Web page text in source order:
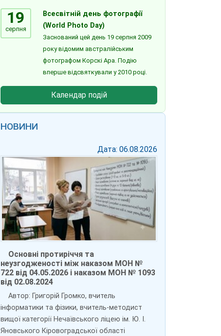
19
серпня
Всесвітній день фотографії
(World Photo Day)
Заснований цей день 19 серпня 2009
року відомим австралійським
фотографом Корскі Ара. Подію
вперше відсвяткували у 2010 році.
Календар подій
НОВИНИ
Дата: 06.08.2026
Основні протиріччя та
неузгодженості між наказом МОН №
722 від 04.05.2026 і наказом МОН № 1093
від 02.08.2024
Автор: Григорій Громко, вчитель
інформатики та фізики, вчитель-методист
вищої категорії Нечаївського ліцею ім. Ю. І.
Яновського Кіровоградської області